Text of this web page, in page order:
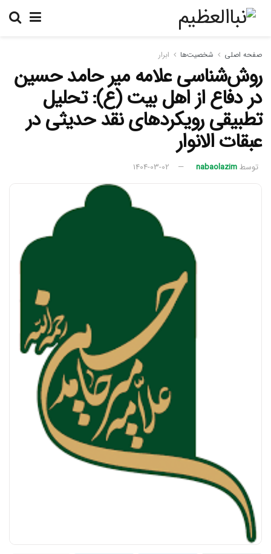
صفحه اصلی شخصیت‌ها ابرار
روش‌شناسی علامه میر حامد حسین
در دفاع از اهل بیت (ع): تحلیل
تطبیقی رویکردهای نقد حدیثی در
عبقات الانوار
توسطnabaolazim
1404-03-02